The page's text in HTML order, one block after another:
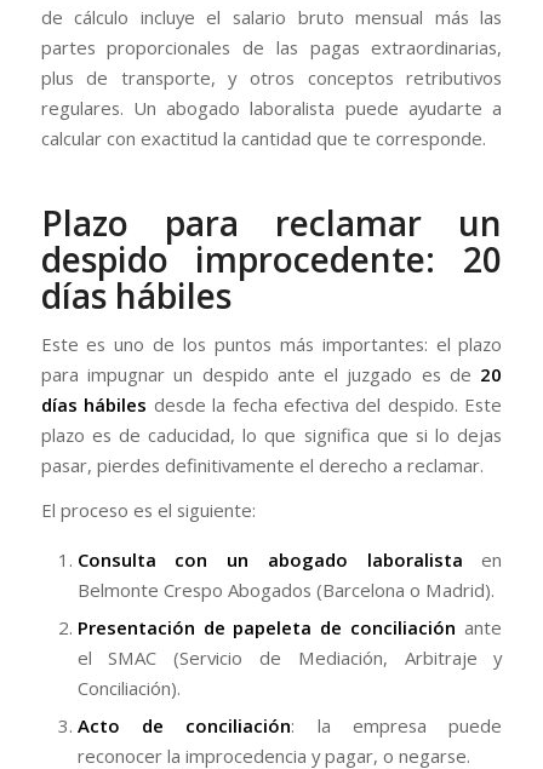
de cálculo incluye el salario bruto mensual más las
partes proporcionales de las pagas extraordinarias,
plus de transporte, y otros conceptos retributivos
regulares. Un abogado laboralista puede ayudarte a
calcular con exactitud la cantidad que te corresponde.
Plazo para reclamar un
despido improcedente: 20
días hábiles
Este es uno de los puntos más importantes: el plazo
para impugnar un despido ante el juzgado es de 20
días hábiles desde la fecha efectiva del despido. Este
plazo es de caducidad, lo que significa que si lo dejas
pasar, pierdes definitivamente el derecho a reclamar.
El proceso es el siguiente:
Consulta con un abogado laboralista en
Belmonte Crespo Abogados (Barcelona o Madrid).
Presentación de papeleta de conciliación ante
el SMAC (Servicio de Mediación, Arbitraje y
Conciliación).
Acto de conciliación: la empresa puede
reconocer la improcedencia y pagar, o negarse.